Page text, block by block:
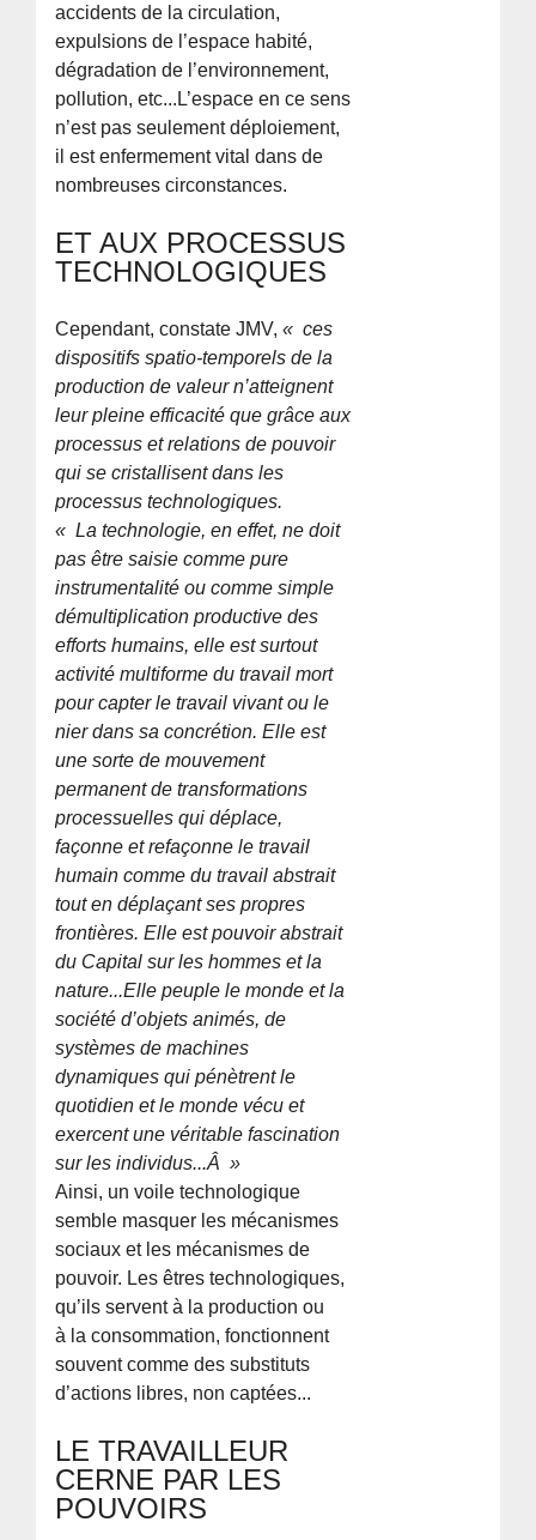
accidents de la circulation,
expulsions de l’espace habité,
dégradation de l’environnement,
pollution, etc...L’espace en ce sens
n’est pas seulement déploiement,
il est enfermement vital dans de
nombreuses circonstances.
ET AUX PROCESSUS
TECHNOLOGIQUES
Cependant, constate JMV,« ces
dispositifs spatio-temporels de la
production de valeur n’atteignent
leur pleine efficacité que grâce aux
processus et relations de pouvoir
qui se cristallisent dans les
processus technologiques.
« La technologie, en effet, ne doit
pas être saisie comme pure
instrumentalité ou comme simple
démultiplication productive des
efforts humains, elle est surtout
activité multiforme du travail mort
pour capter le travail vivant ou le
nier dans sa concrétion. Elle est
une sorte de mouvement
permanent de transformations
processuelles qui déplace,
façonne et refaçonne le travail
humain comme du travail abstrait
tout en déplaçant ses propres
frontières. Elle est pouvoir abstrait
du Capital sur les hommes et la
nature...Elle peuple le monde et la
société d’objets animés, de
systèmes de machines
dynamiques qui pénètrent le
quotidien et le monde vécu et
exercent une véritable fascination
sur les individus...Â »
Ainsi, un voile technologique
semble masquer les mécanismes
sociaux et les mécanismes de
pouvoir. Les êtres technologiques,
qu’ils servent à la production ou
à la consommation, fonctionnent
souvent comme des substituts
d’actions libres, non captées...
LE TRAVAILLEUR
CERNE PAR LES
POUVOIRS